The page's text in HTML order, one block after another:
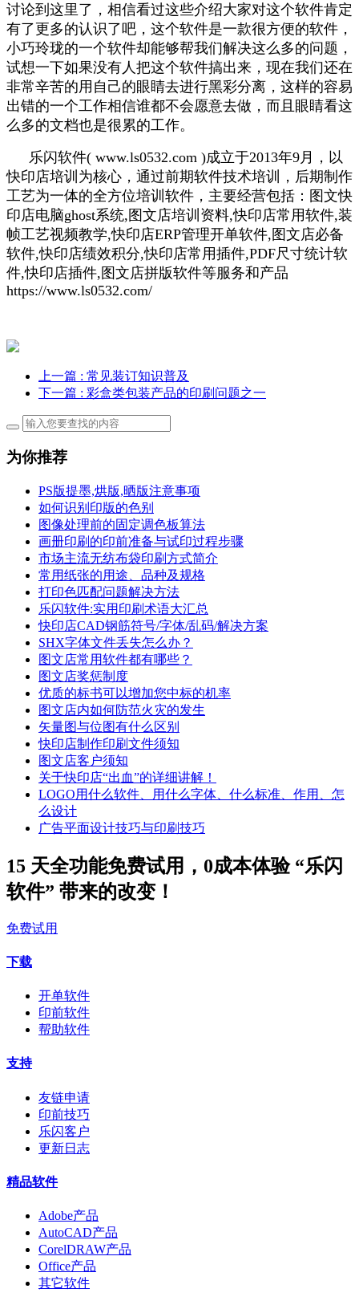
讨论到这里了，相信看过这些介绍大家对这个软件肯定
有了更多的认识了吧，这个软件是一款很方便的软件，
小巧玲珑的一个软件却能够帮我们解决这么多的问题，
试想一下如果没有人把这个软件搞出来，现在我们还在
非常辛苦的用自己的眼睛去进行黑彩分离，这样的容易
出错的一个工作相信谁都不会愿意去做，而且眼睛看这
么多的文档也是很累的工作。
乐闪软件( www.ls0532.com )成立于2013年9月，以
快印店培训为核心，通过前期软件技术培训，后期制作
工艺为一体的全方位培训软件，主要经营包括：图文快
印店电脑ghost系统,图文店培训资料,快印店常用软件,装
帧工艺视频教学,快印店ERP管理开单软件,图文店必备
软件,快印店绩效积分,快印店常用插件,PDF尺寸统计软
件,快印店插件,图文店拼版软件等服务和产品
https://www.ls0532.com/
上一篇 : 常见装订知识普及
下一篇 : 彩盒类包装产品的印刷问题之一
为你推荐
PS版提墨,烘版,晒版注意事项
如何识别印版的色别
图像处理前的固定调色板算法
画册印刷的印前准备与试印过程步骤
市场主流无纺布袋印刷方式简介
常用纸张的用途、品种及规格
打印色匹配问题解决方法
乐闪软件:实用印刷术语大汇总
快印店CAD钢筋符号/字体/乱码/解决方案
SHX字体文件丢失怎么办？
图文店常用软件都有哪些？
图文店奖惩制度
优质的标书可以增加您中标的机率
图文店内如何防范火灾的发生
矢量图与位图有什么区别
快印店制作印刷文件须知
图文店客户须知
关于快印店“出血”的详细讲解！
LOGO用什么软件、用什么字体、什么标准、作用、怎
么设计
广告平面设计技巧与印刷技巧
15 天全功能免费试用，0成本体验 “乐闪
软件” 带来的改变！
免费试用
下载
开单软件
印前软件
帮助软件
支持
友链申请
印前技巧
乐闪客户
更新日志
精品软件
Adobe产品
AutoCAD产品
CorelDRAW产品
Office产品
其它软件